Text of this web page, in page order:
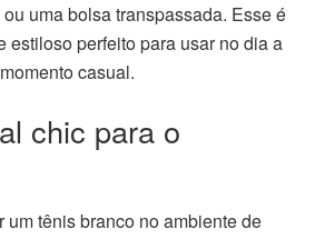
uma bolsa transpassada. Esse é
estiloso perfeito para usar no dia a
casual.
chic para o
um tênis branco no ambiente de